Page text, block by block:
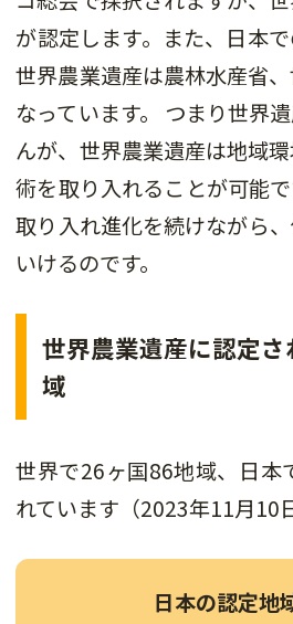
が認定します。また、日本
世界農業遺産は農林水産省
なっています。 つまり世界
んが、世界農業遺産は地域
術を取り入れることが可能
取り入れ進化を続けながら
いけるのです。
世界農業遺産に認定
域
世界で26ヶ国86地域、日本
れています（2023年11月10
日本の認定地